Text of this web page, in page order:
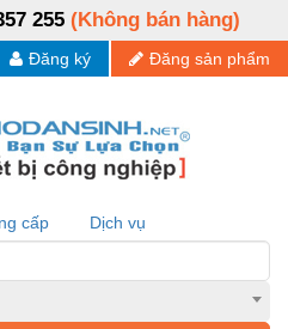
255 (Không bán hàng)
Đăng sản phẩm
Đăng ký
cấp Dịch vụ